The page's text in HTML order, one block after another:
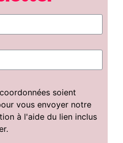
soient
vous envoyer notre
à l'aide du lien inclus